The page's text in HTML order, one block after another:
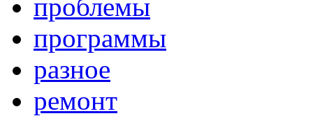
проблемы
программы
разное
ремонт